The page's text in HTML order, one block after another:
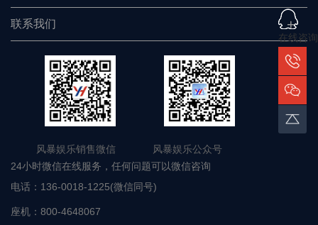
研究发展
服务支持
联系我们
风暴娱乐销售微信 风暴娱乐公众号
在线咨询